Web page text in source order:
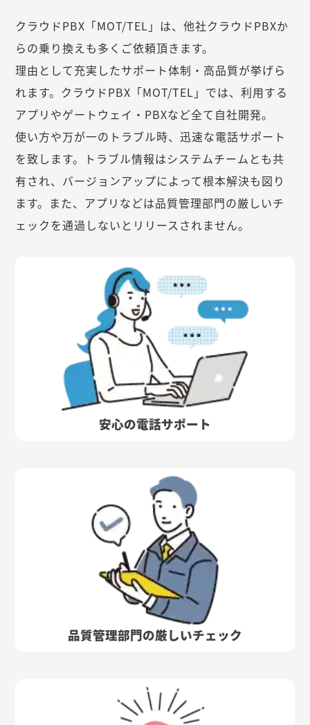
クラウドPBX「MOT/TEL」は、他社クラウドPBXか
らの乗り換えも多くご依頼頂きます。
理由として充実したサポート体制・高品質が挙げら
れます。クラウドPBX「MOT/TEL」では、利用する
アプリやゲートウェイ・PBXなど全て自社開発。
使い方や万が一のトラブル時、迅速な電話サポート
を致します。トラブル情報はシステムチームとも共
有され、バージョンアップによって根本解決も図り
ます。また、アプリなどは品質管理部門の厳しいチ
ェックを通過しないとリリースされません。
安心の電話サポート
品質管理部門の厳しいチェック